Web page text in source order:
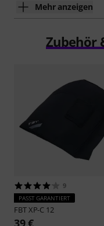
Mehr anzeigen
Zubehör
9
PASST GARANTIERT
FBTXP-C 12
39 €